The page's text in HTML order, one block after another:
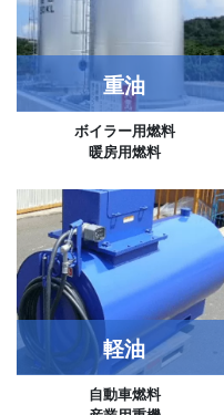
重油
ボイラー用燃料
暖房用燃料
軽油
自動車燃料